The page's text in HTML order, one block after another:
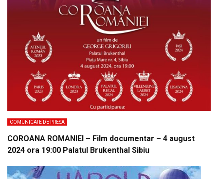
COMUNICATE DE PRESA
COROANA ROMANIEI – Film documentar – 4 august
2024 ora 19:00 Palatul Brukenthal Sibiu